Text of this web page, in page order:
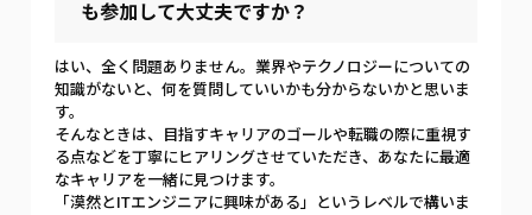
も参加して大丈夫ですか？
はい、全く問題ありません。業界やテクノロジーについての
知識がないと、何を質問していいかも分からないかと思いま
す。
そんなときは、目指すキャリアのゴールや転職の際に重視す
る点などを丁寧にヒアリングさせていただき、あなたに最適
なキャリアを一緒に見つけます。
「漠然とITエンジニアに興味がある」というレベルで構いま